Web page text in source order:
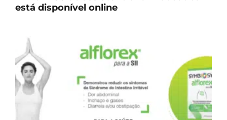
está disponível online